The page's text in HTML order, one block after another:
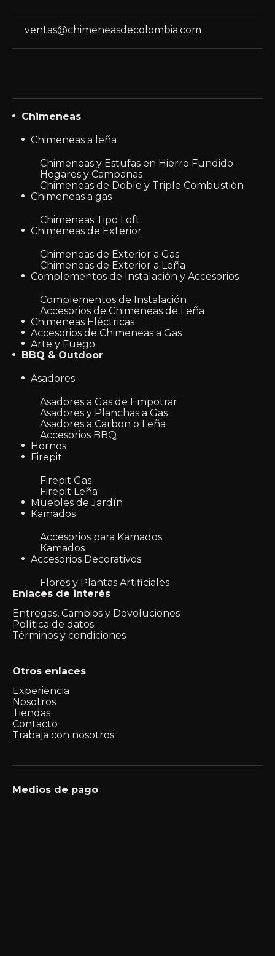
ventas@chimeneasdecolombia.com
Chimeneas
Chimeneas a leña
Chimeneas y Estufas en Hierro Fundido
Hogares y Campanas
Chimeneas de Doble y Triple Combustión
Chimeneas a gas
Chimeneas Tipo Loft
Chimeneas de Exterior
Chimeneas de Exterior a Gas
Chimeneas de Exterior a Leña
Complementos de Instalación y Accesorios
Complementos de Instalación
Accesorios de Chimeneas de Leña
Chimeneas Eléctricas
Accesorios de Chimeneas a Gas
Arte y Fuego
BBQ & Outdoor
Asadores
Asadores a Gas de Empotrar
Asadores y Planchas a Gas
Asadores a Carbon o Leña
Accesorios BBQ
Hornos
Firepit
Firepit Gas
Firepit Leña
Muebles de Jardín
Kamados
Accesorios para Kamados
Kamados
Accesorios Decorativos
Flores y Plantas Artificiales
Enlaces de interés
Entregas, Cambios y Devoluciones
Política de datos
Términos y condiciones
Otros enlaces
Experiencia
Nosotros
Tiendas
Contacto
Trabaja con nosotros
Medios de pago